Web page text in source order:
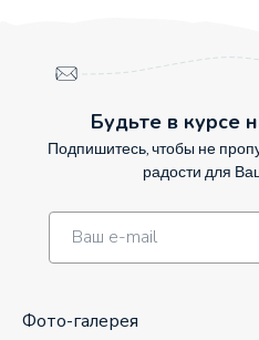
Будьте в курсе
Подпишитесь, чтобы не
радости для
Фото-галерея